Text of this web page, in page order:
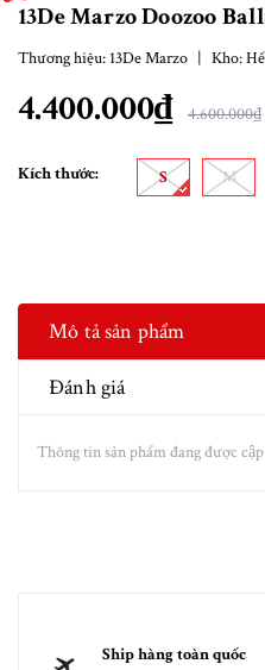
13De Marzo Doozoo
Thương hiệu: 13De Marzo | Kho:
4.400.000₫ 4.600.000₫
Kích thước: S M
Mô tả sản phẩm
Đánh giá
Thông tin sản phẩm đang được
Ship hàng toàn quốc